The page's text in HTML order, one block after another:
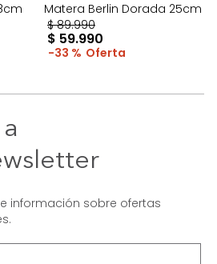
Matera Berlin Dorada 25cm
$ 89.990
$ 59.990
33 %
información sobre ofertas